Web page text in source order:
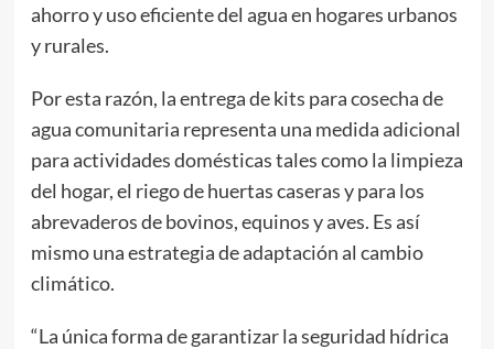
ahorro y uso eficiente del agua en hogares urbanos
y rurales.
Por esta razón, la entrega de kits para cosecha de
agua comunitaria representa una medida adicional
para actividades domésticas tales como la limpieza
del hogar, el riego de huertas caseras y para los
abrevaderos de bovinos, equinos y aves. Es así
mismo una estrategia de adaptación al cambio
climático.
“La única forma de garantizar la seguridad hídrica